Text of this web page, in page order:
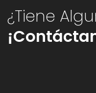
¿Tiene